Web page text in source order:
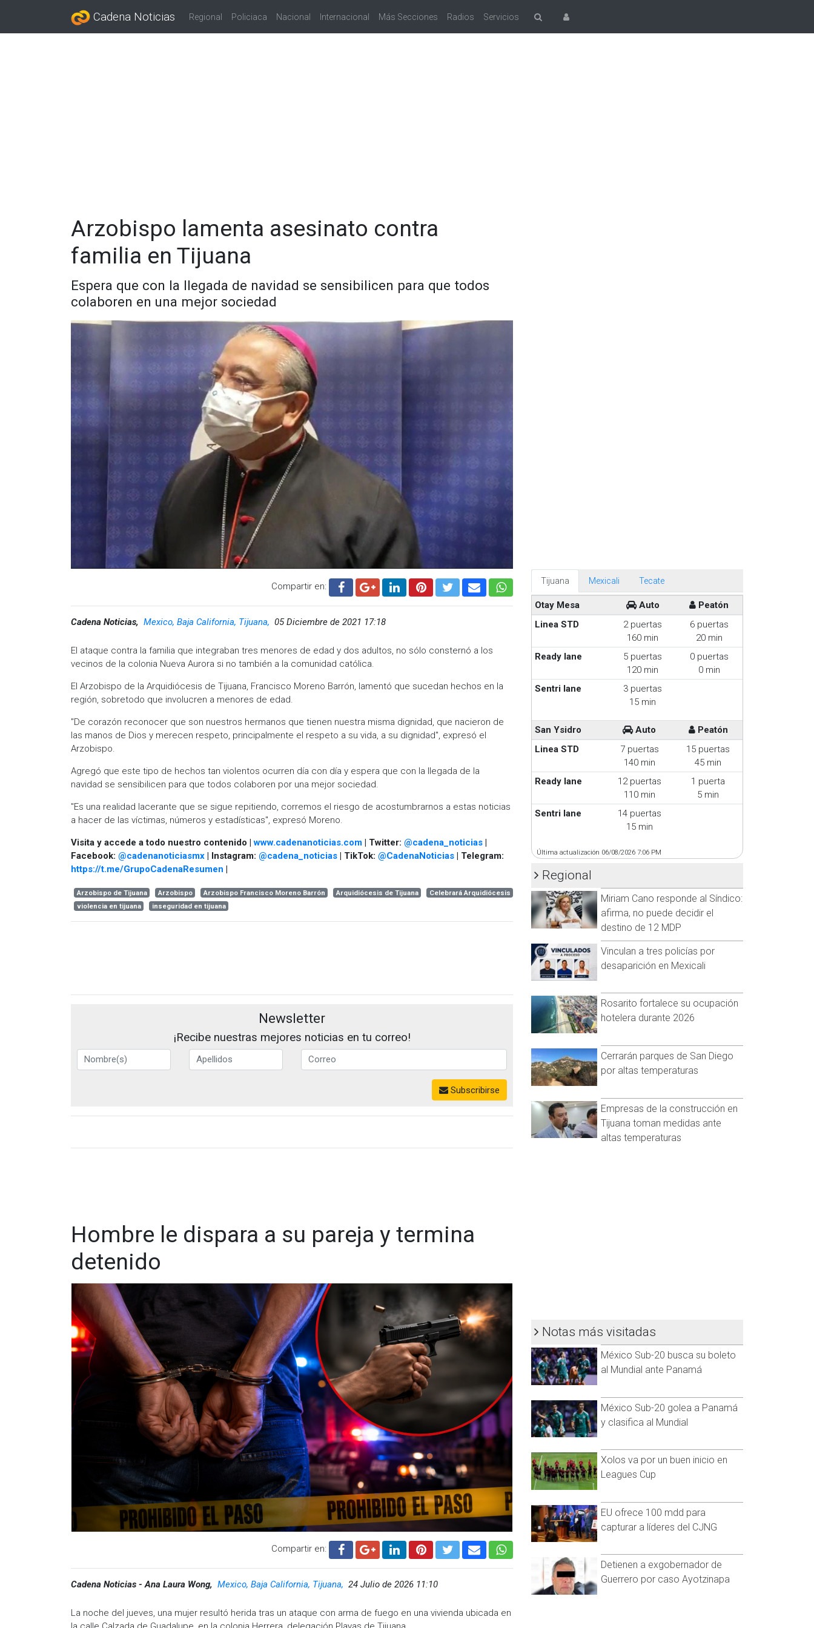
Cadena Noticias Regional Policiaca Nacional Internacional Más Secciones Radios Servicios
Arzobispo lamenta asesinato contra
familia en Tijuana
Espera que con la llegada de navidad se sensibilicen para que todos
colaboren en una mejor sociedad
Compartir en:
Cadena Noticias, Mexico, Baja California, Tijuana, 05 Diciembre de 2021 17:18
El ataque contra la familia que integraban tres menores de edad y dos adultos, no sólo consternó a los
vecinos de la colonia Nueva Aurora si no también a la comunidad católica.
El Arzobispo de la Arquidiócesis de Tijuana, Francisco Moreno Barrón, lamentó que sucedan hechos en la
región, sobretodo que involucren a menores de edad.
"De corazón reconocer que son nuestros hermanos que tienen nuestra misma dignidad, que nacieron de
las manos de Dios y merecen respeto, principalmente el respeto a su vida, a su dignidad", expresó el
Arzobispo.
Agregó que este tipo de hechos tan violentos ocurren día con día y espera que con la llegada de la
navidad se sensibilicen para que todos colaboren por una mejor sociedad.
"Es una realidad lacerante que se sigue repitiendo, corremos el riesgo de acostumbrarnos a estas noticias
a hacer de las víctimas, números y estadísticas", expresó Moreno.
Visita y accede a todo nuestro contenido |www.cadenanoticias.com | Twitter: @cadena_noticias |
Facebook: @cadenanoticiasmx | Instagram: @cadena_noticias | TikTok: @CadenaNoticias | Telegram:
https://t.me/GrupoCadenaResumen |
Arzobispo de Tijuana Arzobispo Arzobispo Francisco Moreno Barrón Arquidiócesis de Tijuana
Celebrará Arquidiócesis
violencia en tijuana
inseguridad en tijuana
Newsletter
¡Recibe nuestras mejores noticias en tu correo!
Subscribirse
Hombre le dispara a su pareja y termina
detenido
Compartir en:
Cadena Noticias - Ana Laura Wong, Mexico, Baja California, Tijuana, 24 Julio de 2026 11:10
La noche del jueves, una mujer resultó herida tras un ataque con arma de fuego en una vivienda ubicada en
Tijuana Mexicali Tecate
Otay Mesa Auto
Peatón
Linea STD
2 puertas
160 min
6 puertas
20 min
Ready lane
5 puertas
120 min
0 puertas
0 min
Sentri lane
3 puertas
15 min
San Ysidro Auto
Peatón
Linea STD
7 puertas
140 min
15 puertas
45 min
Ready lane
12 puertas
110 min
1 puerta
5 min
Sentri lane
14 puertas
15 min
Última actualización 06/08/2026 7:06 PM
Regional
Miriam Cano responde al Síndico:
afirma, no puede decidir el
destino de 12 MDP
Vinculan a tres policías por
desaparición en Mexicali
Rosarito fortalece su ocupación
hotelera durante 2026
Cerrarán parques de San Diego
por altas temperaturas
Empresas de la construcción en
Tijuana toman medidas ante
altas temperaturas
Notas más visitadas
México Sub-20 busca su boleto
al Mundial ante Panamá
México Sub-20 golea a Panamá
y clasifica al Mundial
Xolos va por un buen inicio en
Leagues Cup
EU ofrece 100 mdd para
capturar a líderes del CJNG
Detienen a exgobernador de
Guerrero por caso Ayotzinapa